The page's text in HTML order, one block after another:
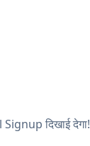
दिखाई देगा!